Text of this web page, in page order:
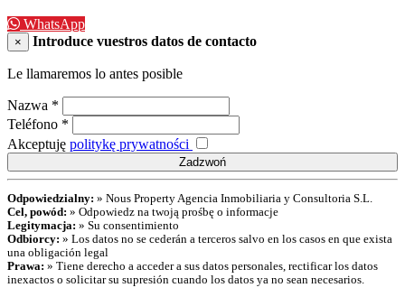
WhatsApp
× Introduce vuestros datos de contacto
Le llamaremos lo antes posible
Nazwa *
Teléfono *
Akceptuję politykę prywatności
Odpowiedzialny: » Nous Property Agencia Inmobiliaria y Consultoria S.L.
Cel, powód: » Odpowiedz na twoją prośbę o informacje
Legitymacja: » Su consentimiento
Odbiorcy: » Los datos no se cederán a terceros salvo en los casos en que exista
una obligación legal
Prawa: » Tiene derecho a acceder a sus datos personales, rectificar los datos
inexactos o solicitar su supresión cuando los datos ya no sean necesarios.